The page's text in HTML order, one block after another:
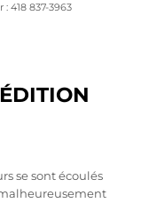
837-3963
se sont écoulés